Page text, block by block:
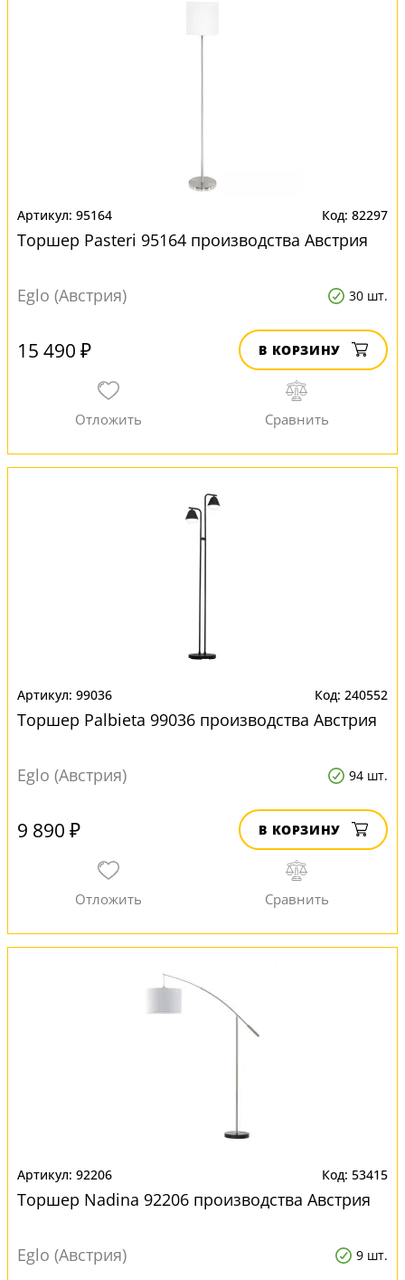
95164 82297
Торшер Pasteri 95164 производства Австрия
Eglo (Австрия) 30 шт.
15 490 ₽ В КОРЗИНУ
99036 240552
Торшер Palbieta 99036 производства Австрия
Eglo (Австрия) 94 шт.
9 890 ₽ В КОРЗИНУ
92206 53415
Торшер Nadina 92206 производства Австрия
Eglo (Австрия) 9 шт.